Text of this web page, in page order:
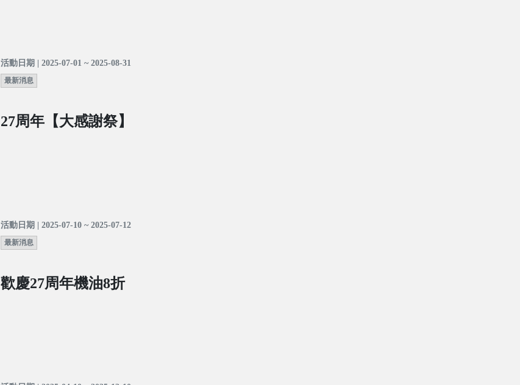
活動日期 | 2025-07-01 ~ 2025-08-31
最新消息
27周年【大感謝祭】
活動日期 | 2025-07-10 ~ 2025-07-12
最新消息
歡慶27周年機油8折